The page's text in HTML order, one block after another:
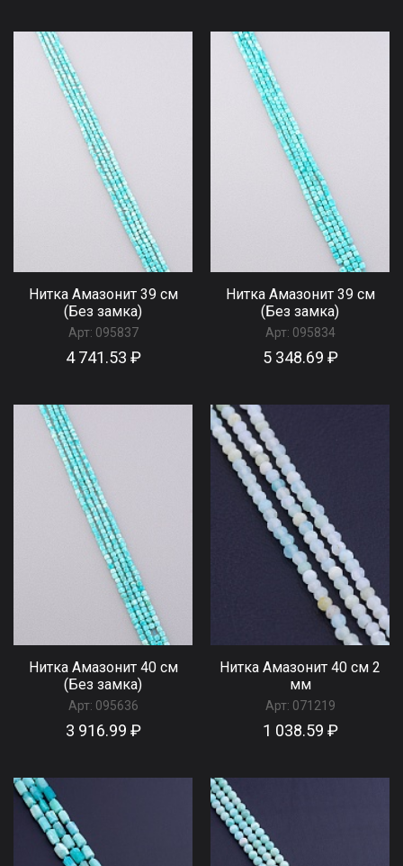
Нитка Амазонит 39 см
(Без замка)
Арт: 095837
4 741.53 ₽
Нитка Амазонит 39 см
(Без замка)
Арт: 095834
5 348.69 ₽
Нитка Амазонит 40 см
(Без замка)
Арт: 095636
3 916.99 ₽
Нитка Амазонит 40 см 2
мм
Арт: 071219
1 038.59 ₽